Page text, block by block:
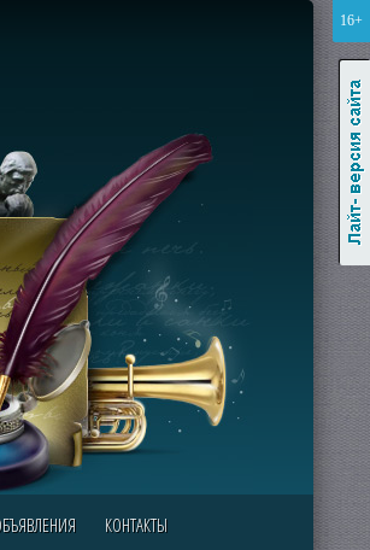
16+
КОНТАКТЫ